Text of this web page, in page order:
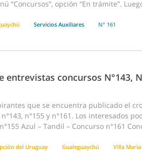
“Concursos”, opción “En trámite”.
Servicios Auxiliares N° 161
concursos N°143,
que se encuentra publicado el
n°155 y n°161. Los interesados
Azul – Tandil – Concurso n°161
del Uruguay Gualeguaychú Villa Maria